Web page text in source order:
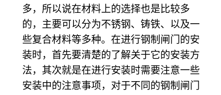
多，所以说在材料上的选择也是比较多
的，主要可以分为不锈钢、铸铁、以及一
些复合材料等多种。在进行钢制闸门的安
装时，首先要清楚的了解关于它的安装方
法，其次就是在进行安装时需要注意一些
安装中的注意事项，对于不同的钢制闸门